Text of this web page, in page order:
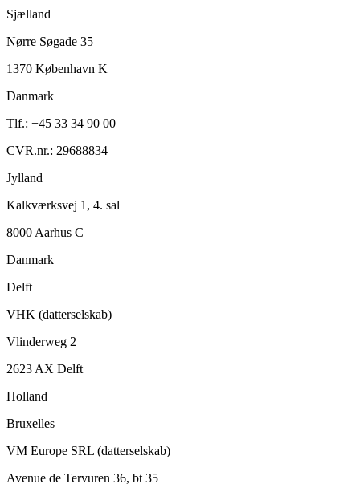
Sjælland
Nørre Søgade 35
1370 København K
Danmark
Tlf.: +45 33 34 90 00
CVR.nr.: 29688834
Jylland
Kalkværksvej 1, 4. sal
8000 Aarhus C
Danmark
Delft
VHK (datterselskab)
Vlinderweg 2
2623 AX Delft
Holland
Bruxelles
VM Europe SRL (datterselskab)
Avenue de Tervuren 36, bt 35